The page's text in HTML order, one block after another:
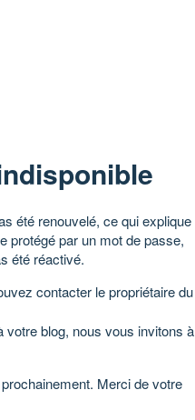
été renouvelé, ce qui explique
protégé par un mot de passe,
été réactivé.
contacter le propriétaire du
votre blog, nous vous invitons à
Merci de votre